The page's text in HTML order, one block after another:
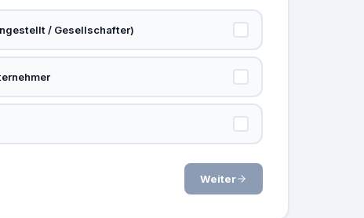
/ Gesellschafter)
Weiter